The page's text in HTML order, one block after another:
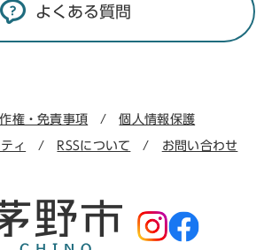
よくある質問
権・免責事項 個人情報保護
ィ RSSについて お問い合わせ